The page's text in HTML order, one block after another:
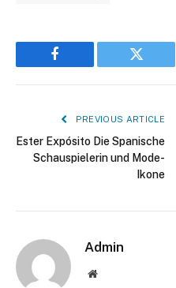
Facebook Twitter
PREVIOUS ARTICLE
Ester Expósito Die Spanische
Schauspielerin und Mode-
Ikone
Admin
Website